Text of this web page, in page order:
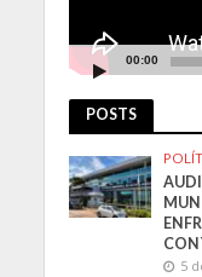
00:00
POSTS
5